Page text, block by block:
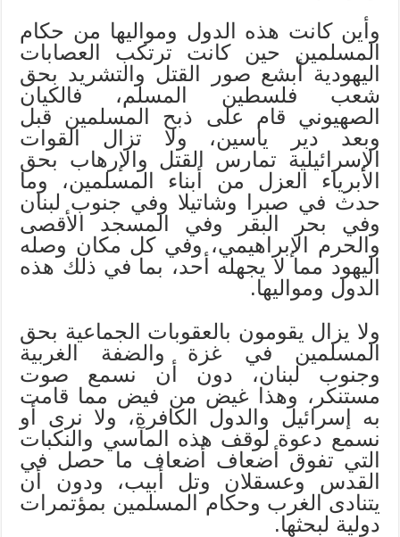
وأين كانت هذه الدول ومواليها من حكام
المسلمين حين كانت ترتكب العصابات
اليهودية أبشع صور القتل والتشريد بحق
شعب فلسطين المسلم، فالكيان
الصهيوني قام على ذبح المسلمين قبل
وبعد دير ياسين، ولا تزال القوات
الإسرائيلية تمارس القتل والإرهاب بحق
الأبرياء العزل من أبناء المسلمين، وما
حدث في صبرا وشاتيلا وفي جنوب لبنان
وفي بحر البقر وفي المسجد الأقصى
والحرم الإبراهيمي، وفي كل مكان وصله
اليهود مما لا يجهله أحد، بما في ذلك هذه
الدول ومواليها.
ولا يزال يقومون بالعقوبات الجماعية بحق
المسلمين في غزة والضفة الغربية
وجنوب لبنان، دون أن نسمع صوت
مستنكر، وهذا غيض من فيض مما قامت
به إسرائيل والدول الكافرة، ولا نرى أو
نسمع دعوة لوقف هذه المآسي والنكبات
التي تفوق أضعاف أضعاف ما حصل في
القدس وعسقلان وتل أبيب، ودون أن
يتنادى الغرب وحكام المسلمين بمؤتمرات
دولية لبحثها.